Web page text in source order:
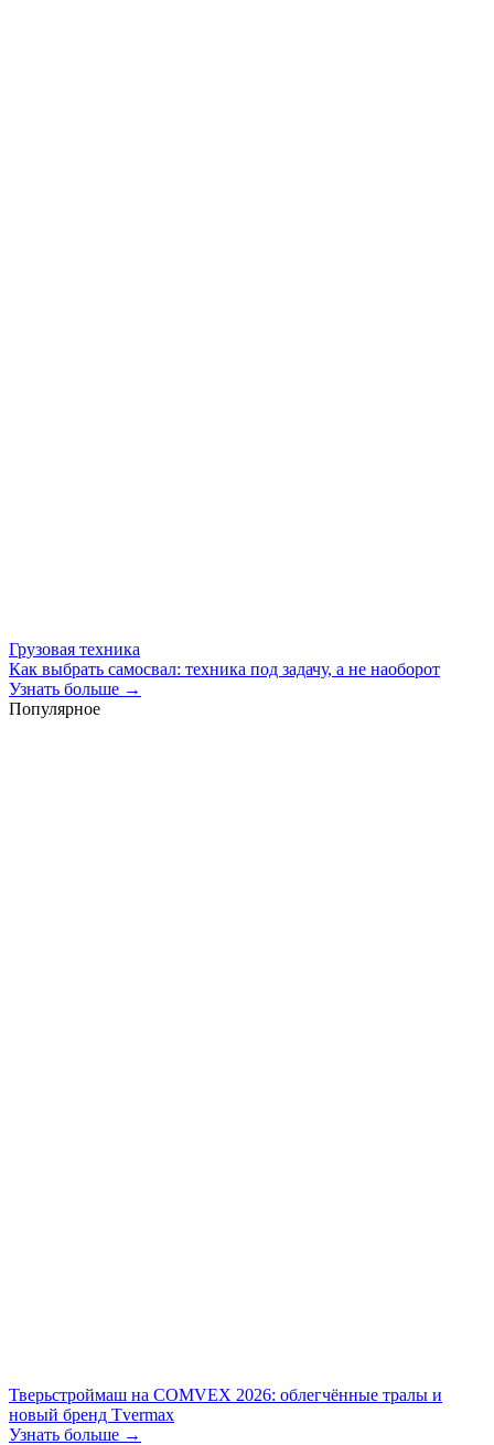
Грузовая техника
Как выбрать самосвал: техника под задачу, а не наоборот
Узнать больше →
Популярное
Тверьстроймаш на COMVEX 2026: облегчённые тралы и
новый бренд Tvermax
Узнать больше →